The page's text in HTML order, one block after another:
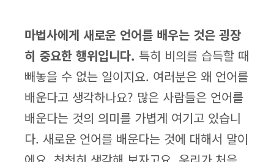
마법사에게 새로운 언어를 배우는 것은 굉장
히 중요한 행위입니다. 특히 비의를 습득할 때
빼놓을 수 없는 일이지요. 여러분은 왜 언어를
배운다고 생각하나요? 많은 사람들은 언어를
배운다는 것의 의미를 가볍게 여기고 있습니
다. 새로운 언어를 배운다는 것에 대해서 말이